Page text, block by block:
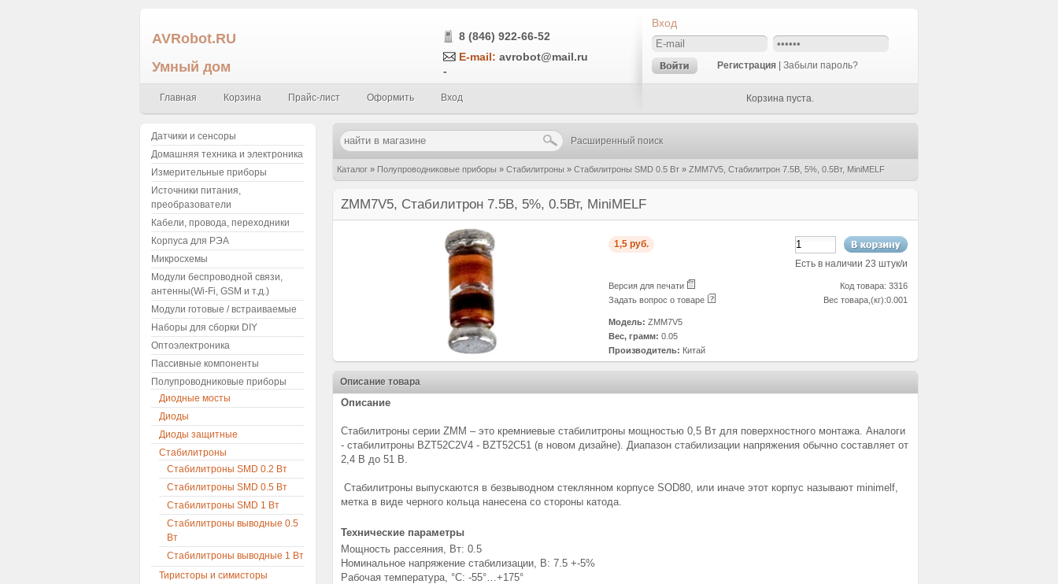
AVRobot.RU
Умный дом
8 (846) 922-66-52
E-mail: avrobot@mail.ru
-
Главная Корзина Прайс-лист Оформить Вход
Вход
Регистрация Забыли пароль?
Корзина пуста.
Расширенный поиск
Каталог » Полупроводниковые приборы » Стабилитроны » Стабилитроны SMD 0.5 Вт » ZMM7V5, Стабилитрон 7.5В, 5%, 0.5Вт, MiniMELF
ZMM7V5, Стабилитрон 7.5В, 5%, 0.5Вт, MiniMELF
1,5 руб.
Есть в наличии 23 штук/и
Версия для печати
Задать вопрос о товаре
Код товара: 3316
Вес товара,(кг):0.001
Модель: ZMM7V5
Вес, грамм: 0.05
Производитель: Китай
Описание товара
Описание
Стабилитроны серии ZMM – это кремниевые стабилитроны мощностью 0,5 Вт для поверхностного монтажа. Аналоги
- стабилитроны BZT52C2V4 - BZT52C51 (в новом дизайне). Диапазон стабилизации напряжения обычно составляет от
2,4 В до 51 В.
Стабилитроны выпускаются в безвыводном стеклянном корпусе SOD80, или иначе этот корпус называют minimelf,
метка в виде черного кольца нанесена со стороны катода.
Технические параметры
Мощность рассеяния, Вт: 0.5
Номинальное напряжение стабилизации, В: 7.5 +-5%
Рабочая температура, °С: -55°…+175°
Датчики и сенсоры
Домашняя техника и электроника
Измерительные приборы
Источники питания,
преобразователи
Кабели, провода, переходники
Корпуса для РЭА
Микросхемы
Модули беспроводной связи,
антенны(Wi-Fi, GSM и т.д.)
Модули готовые / встраиваемые
Наборы для сборки DIY
Оптоэлектроника
Пассивные компоненты
Полупроводниковые приборы
Диодные мосты
Диоды
Диоды защитные
Стабилитроны
Стабилитроны SMD 0.2 Вт
Стабилитроны SMD 0.5 Вт
Стабилитроны SMD 1 Вт
Стабилитроны выводные 0.5
Вт
Стабилитроны выводные 1 Вт
Тиристоры и симисторы